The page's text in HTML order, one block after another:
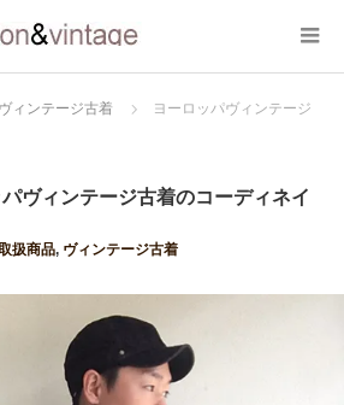
ヴィンテージ古着
ヨーロッパヴィンテージ
ヴィンテージ古着のコーディネイ
扱商品, ヴィンテージ古着